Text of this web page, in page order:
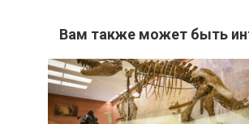
Вам также может быть